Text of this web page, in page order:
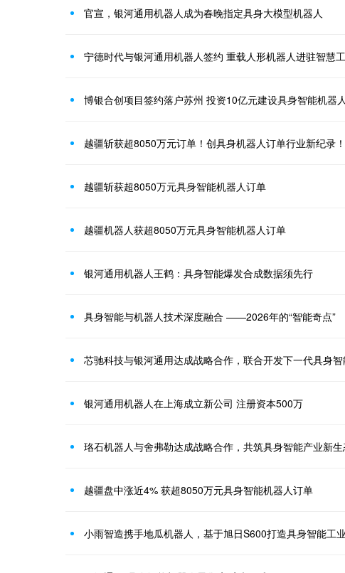
官宣，银河通用机器人成为春晚指定具身大模型机器人
宁德时代与银河通用机器人签约 重载人形机器人进驻智慧
博银合创项目签约落户苏州 投资10亿元建设具身智能机器
越疆斩获超8050万元订单！创具身机器人订单行业新纪录！
越疆斩获超8050万元具身智能机器人订单
越疆机器人获超8050万元具身智能机器人订单
银河通用机器人王鹤：具身智能爆发合成数据须先行
具身智能与机器人技术深度融合 ——2026年的“智能奇点”
芯驰科技与银河通用达成战略合作，联合开发下一代具身
银河通用机器人在上海成立新公司 注册资本500万
珞石机器人与舍弗勒达成战略合作，共筑具身智能产业新
越疆盘中涨近4% 获超8050万元具身智能机器人订单
小雨智造携手地瓜机器人，基于旭日S600打造具身智能工